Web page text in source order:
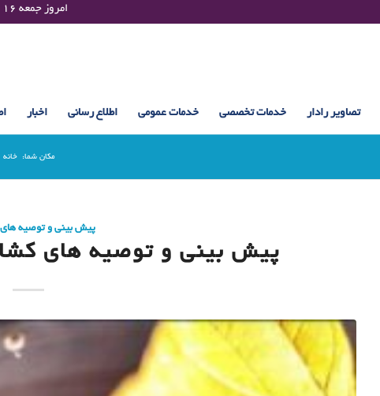
Friday 07 August 2026 , 13:30 UTC ¤¤¤¤ امروز جمعه ۱۶ مرداد ۱۴۰۵ساعت : ۱۳:۳۰
تصاویر رادار خدمات تخصصی خدمات عمومی اطلاع رسانی اخبار
مکان شما: خانه
پیش بینی و توصیه
پیش بینی و توصیه های کشاورزی (8